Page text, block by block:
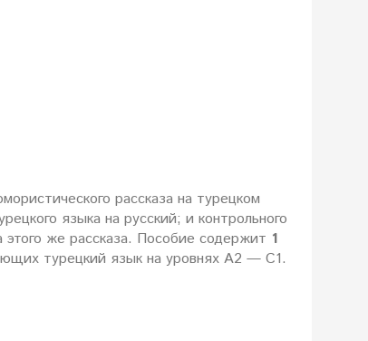
рассказа на турецком
языка на русский; и контрольного
этого же рассказа. Пособие содержит 1
турецкий язык на уровнях А2 — С1.